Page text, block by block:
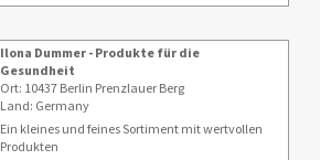
Ilona Dummer - Produkte für die
Gesundheit
Ort: 10437 Berlin Prenzlauer Berg
Land: Germany
Ein kleines und feines Sortiment mit wertvollen
Produkten